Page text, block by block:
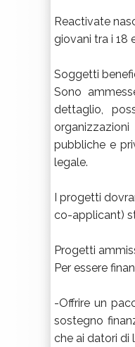
Reactivate
giovani tra i 18
Soggetti
Sono
dettaglio,
pubbliche e
legale.
I progetti
co-applicant)
Progetti
Per essere
-Offrire un
sostegno
che ai datori di